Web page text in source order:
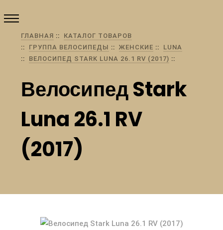
ГЛАВНАЯ
КАТАЛОГ ТОВАРОВ
ГРУППА ВЕЛОСИПЕДЫ
ЖЕНСКИЕ
LUNA
ВЕЛОСИПЕД STARK LUNA 26.1 RV (2017)
Велосипед Stark
Luna 26.1 RV
(2017)